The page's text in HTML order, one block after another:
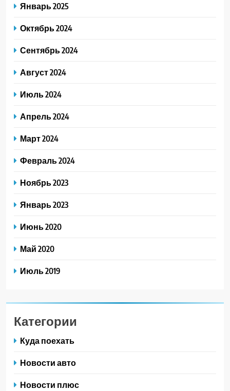
Январь 2025
Октябрь 2024
Сентябрь 2024
Август 2024
Июль 2024
Апрель 2024
Март 2024
Февраль 2024
Ноябрь 2023
Январь 2023
Июнь 2020
Май 2020
Июль 2019
Категории
Куда поехать
Новости авто
Новости плюс